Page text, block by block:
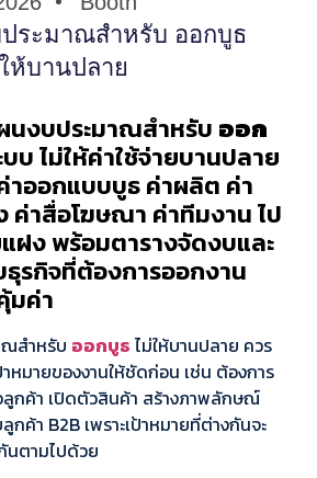
ระมาณสำหรับ ออกบูธ
ห้บานปลาย
นงบประมาณสำหรับ ออก
บ ไม่ให้ค่าใช้จ่ายบานปลาย
ออกแบบบูธ ค่าผลิต ค่า
าสื่อโฆษณา ค่าทีมงาน ไป
ฝง พร้อมตารางจัดงบและ
รกิจที่ต้องการออกงาน
มค่า
ณสำหรับ ออกบูธ ไม่ให้บานปลาย ควร
หมายของงานให้ชัดก่อน เช่น ต้องการ
ลูกค้า เปิดตัวสินค้า สร้างภาพลักษณ์
กค้า B2B เพราะเป้าหมายที่ต่างกันจะ
นตามไปด้วย